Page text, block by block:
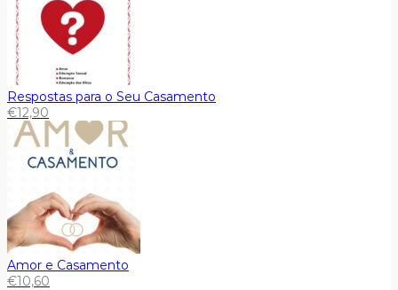
Respostas para o Seu Casamento
€12,90
Amor e Casamento
€10,60